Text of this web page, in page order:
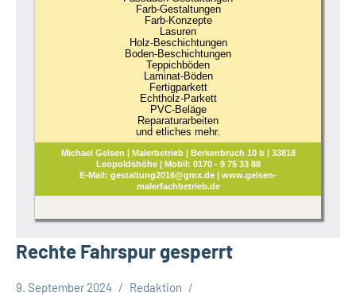
Farb-Gestaltungen
Farb-Konzepte
Lasuren
Holz-Beschichtungen
Boden-Beschichtungen
Teppichböden
Laminat-Böden
Fertigparkett
Echtholz-Parkett
PVC-Beläge
Reparaturarbeiten
und etliches mehr.
Michael Gelsen | Malerbetrieb | Berkenbruch 10 b | 33818
Leopoldshöhe | Mobil: 0170 - 9 75 33 88
E-Mail: gestaltung2016@gmx.de | www.gelsen-
malerfachbetrieb.de
Rechte Fahrspur gesperrt
9. September 2024 Redaktion